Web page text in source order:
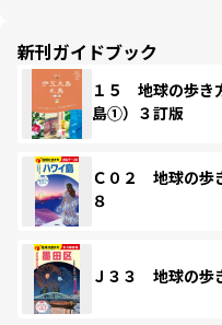
新刊ガイドブック
１５ 地球の歩
島①）３訂版
Ｃ０２ 地球の歩
８
Ｊ３３ 地球の